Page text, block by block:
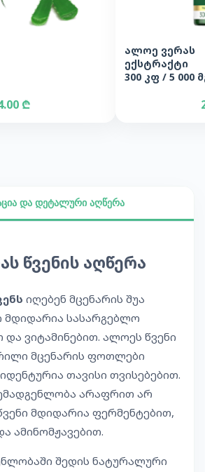
₾
ალოე ვერას
ექსტრაქტი
300 კფ / 5 000
და დეტალური აღწერა
წვენის აღწერა
იღებენ მცენარის შუა
მდიდარია სასარგებლო
და ვიტამინებით. ალოეს წვენი
მცენარის ფოთლები
თავისი თვისებებით.
არაფრით არ
მდიდარია ფერმენტებით,
ამინომჟავებით.
შედის ნატურალური